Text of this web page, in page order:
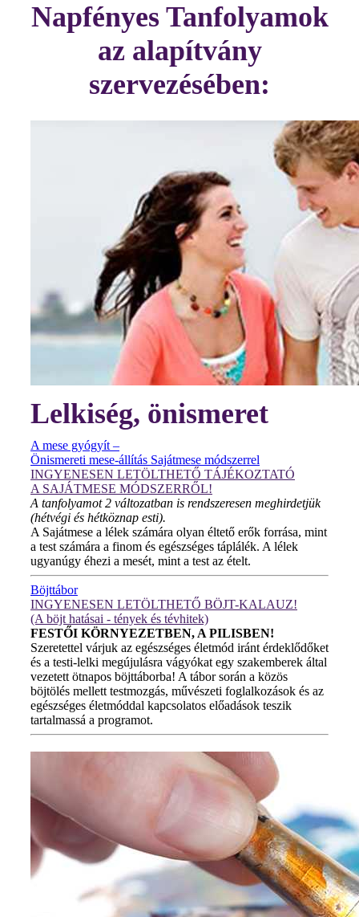
Napfényes Tanfolyamok
az alapítvány
szervezésében:
Lelkiség, önismeret
A mese gyógyít –
Önismereti mese-állítás Sajátmese módszerrel
INGYENESEN LETÖLTHETŐ TÁJÉKOZTATÓ
A SAJÁTMESE MÓDSZERRŐL!
A tanfolyamot 2 változatban is rendszeresen meghirdetjük
(hétvégi és hétköznap esti).
A Sajátmese a lélek számára olyan éltető erők forrása, mint
a test számára a finom és egészséges táplálék. A lélek
ugyanúgy éhezi a mesét, mint a test az ételt.
Böjttábor
INGYENESEN LETÖLTHETŐ BÖJT-KALAUZ!
(A böjt hatásai - tények és tévhitek)
FESTŐI KÖRNYEZETBEN, A PILISBEN!
Szeretettel várjuk az egészséges életmód iránt érdeklődőket
és a testi-lelki megújulásra vágyókat egy szakemberek által
vezetett ötnapos böjttáborba! A tábor során a közös
böjtölés mellett testmozgás, művészeti foglalkozások és az
egészséges életmóddal kapcsolatos előadások teszik
tartalmassá a programot.